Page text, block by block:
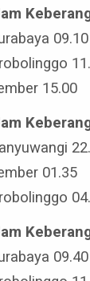
09.10
15.00
01.35
09.40